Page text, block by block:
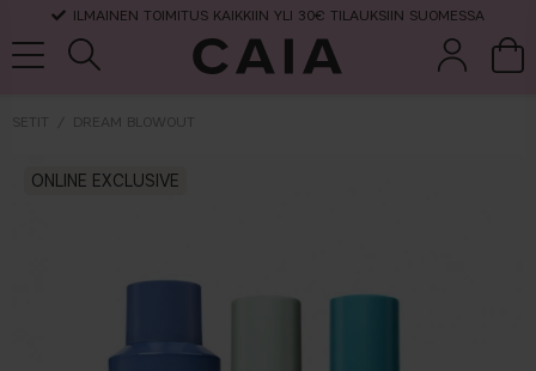
ILMAINEN TOIMITUS KAIKKIIN YLI 30€ TILAUKSIIN SUOMESSA
SETIT DREAM BLOWOUT
ONLINE EXCLUSIVE
hajuvesi